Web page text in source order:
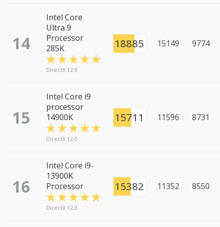
14
Intel Core
Ultra 9
Processor
285K
DirectX 12.0
18885 15149 9774
15
Intel Core i9
processor
14900K
DirectX 12.0
15711 11596 8731
16
Intel Core i9-
13900K
Processor
DirectX 12.0
15382 11352 8550